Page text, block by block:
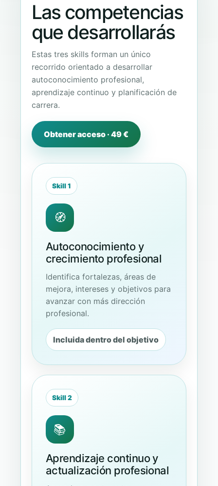
Las competencias
que desarrollarás
Estas tres skills forman un único
recorrido orientado a desarrollar
autoconocimiento profesional,
aprendizaje continuo y planificación de
carrera.
Obtener acceso · 49 €
Skill 1
🧭
Autoconocimiento y
crecimiento profesional
Identifica fortalezas, áreas de
mejora, intereses y objetivos para
avanzar con más dirección
profesional.
Incluida dentro del objetivo
Skill 2
📚
Aprendizaje continuo y
actualización profesional